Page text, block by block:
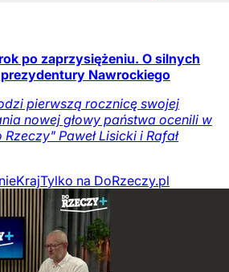
po zaprzysiężeniu. O silnych
Nawrockiego
pierwszą rocznicę swojej
nowej głowy państwa ocenili w
Paweł Lisicki i Rafał
KrajTylko na DoRzeczy.pl